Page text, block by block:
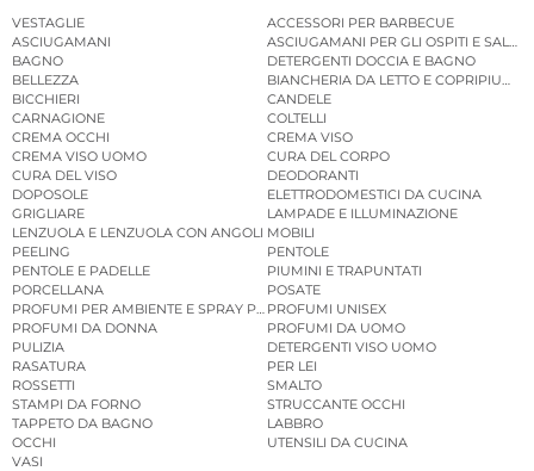
VESTAGLIE
ACCESSORI PER BARBECUE
ASCIUGAMANI
ASCIUGAMANI PER GLI OSPITI E
BAGNO
DETERGENTI DOCCIA E BAGNO
BELLEZZA
BIANCHERIA DA LETTO E COPRIPIUMINI
BICCHIERI
CANDELE
CARNAGIONE
COLTELLI
CREMA OCCHI
CREMA VISO
CREMA VISO UOMO
CURA DEL CORPO
CURA DEL VISO
DEODORANTI
DOPOSOLE
ELETTRODOMESTICI DA CUCINA
GRIGLIARE
LAMPADE E ILLUMINAZIONE
LENZUOLA E LENZUOLA CON ANGOLI MOBILI
PEELING
PENTOLE
PENTOLE E PADELLE
PIUMINI E TRAPUNTATI
PORCELLANA
POSATE
PROFUMI PER AMBIENTE E SPRAY PER AMBIENTE
PROFUMI UNISEX
PROFUMI DA DONNA
PROFUMI DA UOMO
PULIZIA
DETERGENTI VISO UOMO
RASATURA
PER LEI
ROSSETTI
SMALTO
STAMPI DA FORNO
STRUCCANTE OCCHI
TAPPETO DA BAGNO
LABBRO
OCCHI
UTENSILI DA CUCINA
VASI